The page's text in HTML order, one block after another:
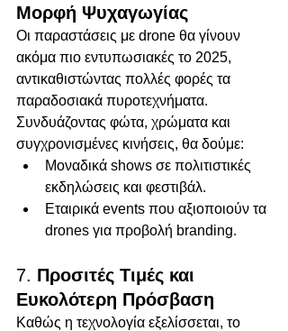
Μορφή Ψυχαγωγίας
Οι παραστάσεις με drone θα γίνουν
ακόμα πιο εντυπωσιακές το 2025,
αντικαθιστώντας πολλές φορές τα
παραδοσιακά πυροτεχνήματα.
Συνδυάζοντας φώτα, χρώματα και
συγχρονισμένες κινήσεις, θα δούμε:
Μοναδικά shows σε πολιτιστικές
εκδηλώσεις και φεστιβάλ.
Εταιρικά events που αξιοποιούν τα
drones για προβολή branding.
7. Προσιτές Τιμές και
Ευκολότερη Πρόσβαση
Καθώς η τεχνολογία εξελίσσεται, το